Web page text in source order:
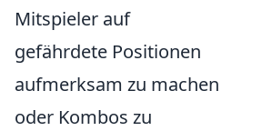
Mitspieler auf
gefährdete Positionen
aufmerksam zu machen
oder Kombos zu